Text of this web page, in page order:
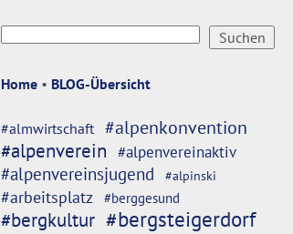
Home • BLOG-Übersicht
#almwirtschaft #alpenkonvention
#alpenverein #alpenvereinaktiv
#alpenvereinsjugend #alpinski
#arbeitsplatz #berggesund
#bergkultur #bergsteigerdorf